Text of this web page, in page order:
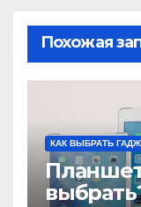
Похожая
КАК ВЫБРАТЬ